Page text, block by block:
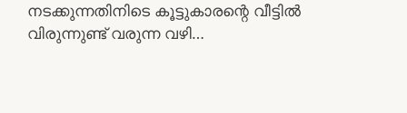
നടക്കുന്നതിനിടെ കൂട്ടുകാരന്റെ വീട്ടിൽ
വിരുന്നുണ്ട് വരുന്ന വഴി…